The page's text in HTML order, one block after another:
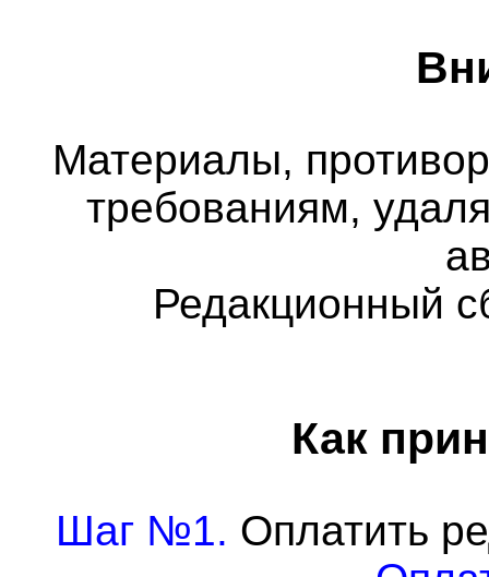
Материалы,
требованиям,
Редакционный
Как
Шаг №1. Оплатить